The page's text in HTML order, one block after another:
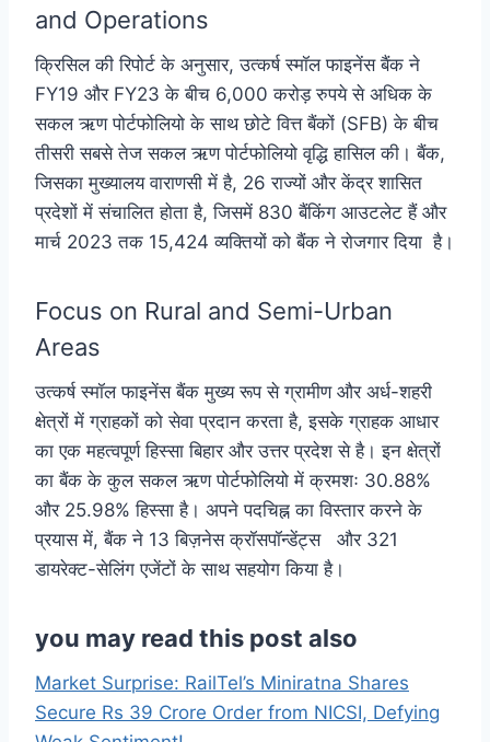
and Operations
क्रिसिल की रिपोर्ट के अनुसार, उत्कर्ष स्मॉल फाइनेंस बैंक ने
FY19 और FY23 के बीच 6,000 करोड़ रुपये से अधिक के
सकल ऋण पोर्टफोलियो के साथ छोटे वित्त बैंकों (SFB) के बीच
तीसरी सबसे तेज सकल ऋण पोर्टफोलियो वृद्धि हासिल की। बैंक,
जिसका मुख्यालय वाराणसी में है, 26 राज्यों और केंद्र शासित
प्रदेशों में संचालित होता है, जिसमें 830 बैंकिंग आउटलेट हैं और
मार्च 2023 तक 15,424 व्यक्तियों को बैंक ने रोजगार दिया है।
Focus on Rural and Semi-Urban
Areas
उत्कर्ष स्मॉल फाइनेंस बैंक मुख्य रूप से ग्रामीण और अर्ध-शहरी
क्षेत्रों में ग्राहकों को सेवा प्रदान करता है, इसके ग्राहक आधार
का एक महत्वपूर्ण हिस्सा बिहार और उत्तर प्रदेश से है। इन क्षेत्रों
का बैंक के कुल सकल ऋण पोर्टफोलियो में क्रमशः 30.88%
और 25.98% हिस्सा है। अपने पदचिह्न का विस्तार करने के
प्रयास में, बैंक ने 13 बिज़नेस क्रॉसपॉन्डेंट्स और 321
डायरेक्ट-सेलिंग एजेंटों के साथ सहयोग किया है।
you may read this post also
Market Surprise: RailTel’s Miniratna Shares
Secure Rs 39 Crore Order from NICSI, Defying